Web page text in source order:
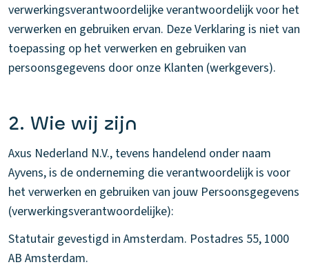
verwerkingsverantwoordelijke verantwoordelijk voor het
verwerken en gebruiken ervan. Deze Verklaring is niet van
toepassing op het verwerken en gebruiken van
persoonsgegevens door onze Klanten (werkgevers).
2. Wie wij zijn
Axus Nederland N.V., tevens handelend onder naam
Ayvens, is de onderneming die verantwoordelijk is voor
het verwerken en gebruiken van jouw Persoonsgegevens
(verwerkingsverantwoordelijke):
Statutair gevestigd in Amsterdam. Postadres 55, 1000
AB Amsterdam.